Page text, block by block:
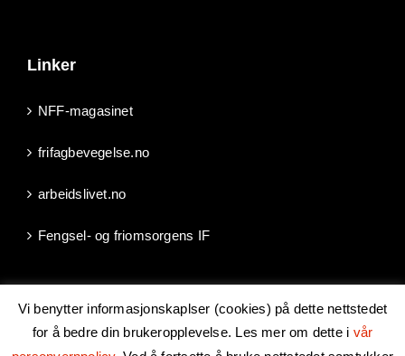
Linker
NFF-magasinet
frifagbevegelse.no
arbeidslivet.no
Fengsel- og friomsorgens IF
Copyright 2024 Norsk Fengsels- og Friomsorgsforbund | Epost:
Vi benytter informasjonskaplser (cookies) på dette nettstedet
for å bedre din brukeropplevelse. Les mer om dette i vår